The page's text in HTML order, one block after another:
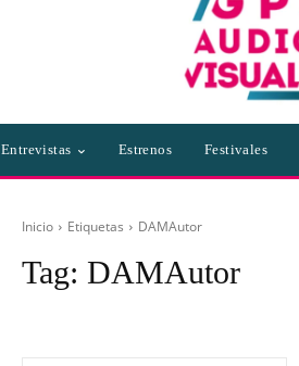
Entrevistas Estrenos Festivales
Inicio Etiquetas DAMAutor
Tag: DAMAutor